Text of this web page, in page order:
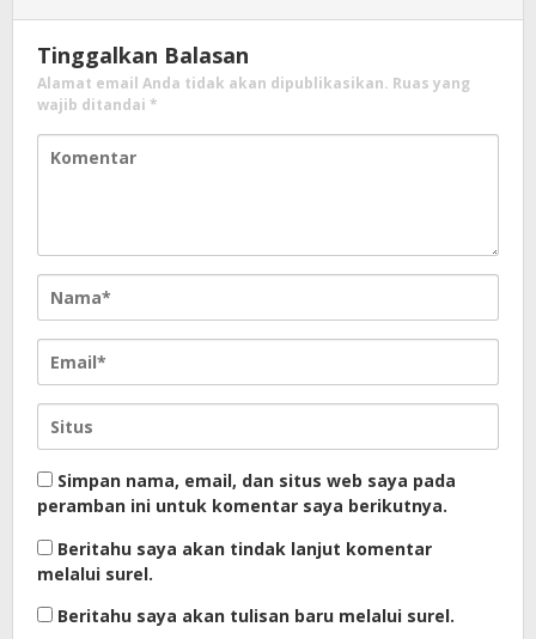
Tinggalkan Balasan
Alamat email Anda tidak akan dipublikasikan. Ruas yang
wajib ditandai *
Simpan nama, email, dan situs web saya pada
peramban ini untuk komentar saya berikutnya.
Beritahu saya akan tindak lanjut komentar
melalui surel.
Beritahu saya akan tulisan baru melalui surel.